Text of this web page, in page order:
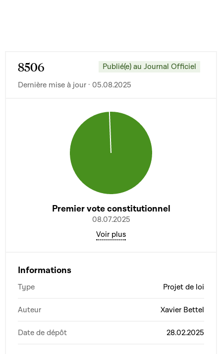
8506
Publié(e) au Journal Officiel
Dernière mise à jour · 05.08.2025
Premier vote constitutionnel
08.07.2025
Voir plus
Informations
Type Projet de loi
Auteur Xavier Bettel
Date de dépôt 28.02.2025